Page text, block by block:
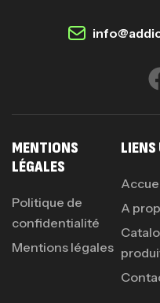
MENTIONS
LÉGALES
Politique de
confidentialité
Mentions légales
LIENS
A